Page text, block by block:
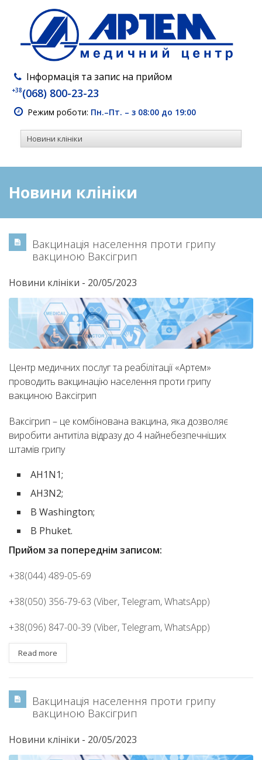
Інформація та запис на прийом
+38(068) 800-23-23
Режим роботи: Пн.–Пт. – з 08:00 до 19:00
Новини клініки
Вакцинація населення проти грипу
вакциною Ваксігрип
Новини клініки - 20/05/2023
Центр медичних послуг та реабілітації «Артем»
проводить вакцинацію населення проти грипу
вакциною Ваксігрип
Ваксігрип – це комбінована вакцина, яка дозволяє
виробити антитіла відразу до 4 найнебезпечніших
штамів грипу
АH1N1;
AH3N2;
B Washington;
B Phuket.
Прийом за попереднім записом:
+38(044) 489-05-69
+38(050) 356-79-63 (Viber, Telegram, WhatsApp)
+38(096) 847-00-39 (Viber, Telegram, WhatsApp)
Read more
Вакцинація населення проти грипу
вакциною Ваксігрип
Новини клініки - 20/05/2023